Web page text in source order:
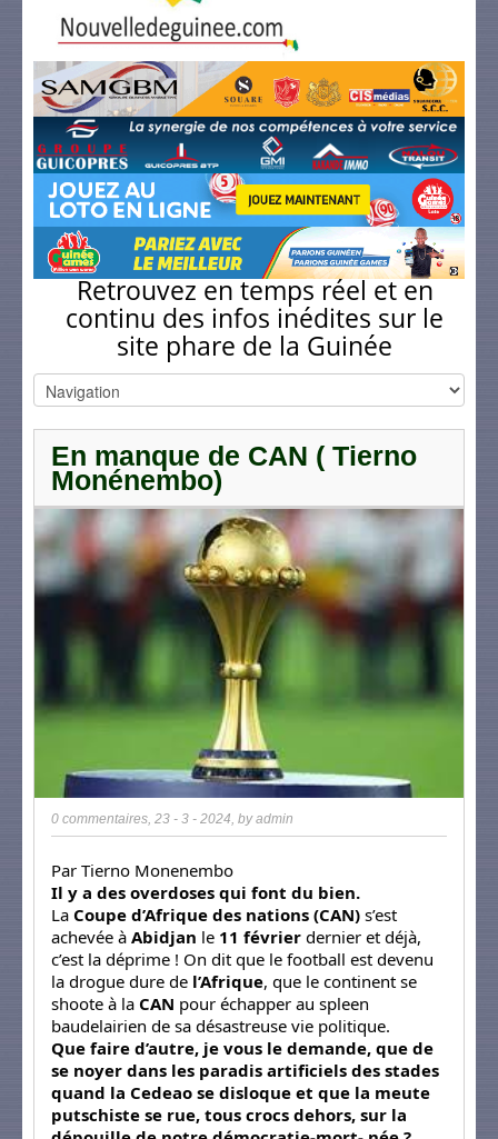
Retrouvez en temps réel et en
continu des infos inédites sur le
site phare de la Guinée
En manque de CAN ( Tierno
Monénembo)
0 commentaires 23 - 3 - 2024 , byadmin
Par Tierno Monenembo
Il y a des overdoses qui font du bien.
La Coupe d’Afrique des nations (CAN) s’est
achevée à Abidjan le 11 février dernier et déjà,
c’est la déprime ! On dit que le football est devenu
la drogue dure de l’Afrique, que le continent se
shoote à la CAN pour échapper au spleen
baudelairien de sa désastreuse vie politique.
Que faire d’autre, je vous le demande, que de
se noyer dans les paradis artificiels des stades
quand la Cedeao se disloque et que la meute
putschiste se rue, tous crocs dehors, sur la